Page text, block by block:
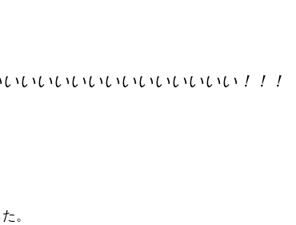
いいいいいいいいいいいいい！！！
。